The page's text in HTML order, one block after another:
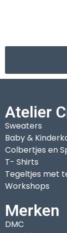
Atelier
Sweaters
Baby &
Colbertjes en
T- Shirts
Tegeltjes met
Workshops
Merken
DMC